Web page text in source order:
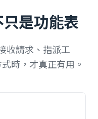
是功能表
收請求、指派工
時，才真正有用。